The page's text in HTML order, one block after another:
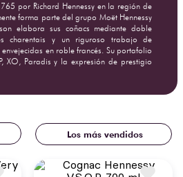
por Richard Hennessy en la región de
forma parte del grupo Moët Hennessy
elabora sus coñacs mediante doble
charentais y un riguroso trabajo de
en roble francés. Su portafolio
XO, Paradis y la expresión de prestigio
Los más vendidos